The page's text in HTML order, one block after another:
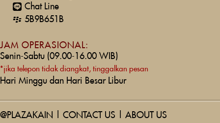
Chat Line
5B9B651B
JAM OPERASIONAL:
Senin-Sabtu (09.00-16.00 WIB)
*jika telepon tidak diangkat, tinggalkan pesan
Hari Minggu dan Hari Besar Libur
@PLAZAKAIN CONTACT US ABOUT US